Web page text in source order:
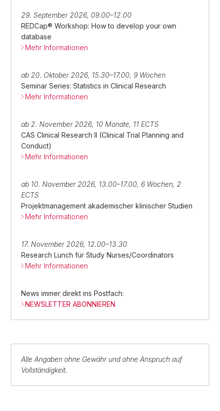
29. September 2026, 09.00–12.00
REDCap® Workshop: How to develop your own
database
Mehr Informationen
ab 20. Oktober 2026, 15.30–17.00, 9 Wochen
Seminar Series: Statistics in Clinical Research
Mehr Informationen
ab 2. November 2026, 10 Monate, 11 ECTS
CAS Clinical Research II (Clinical Trial Planning and
Conduct)
Mehr Informationen
ab 10. November 2026, 13.00–17.00, 6 Wochen, 2
ECTS
Projektmanagement akademischer klinischer Studien
Mehr Informationen
17. November 2026, 12.00–13.30
Research Lunch für Study Nurses/Coordinators
Mehr Informationen
News immer direkt ins Postfach:
NEWSLETTER ABONNIEREN
Alle Angaben ohne Gewähr und ohne Anspruch auf
Vollständigkeit.